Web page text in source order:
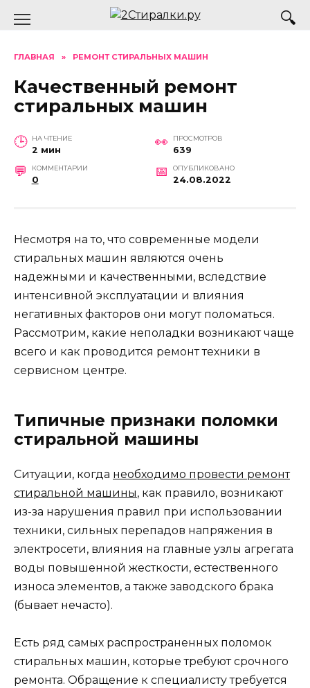
ГЛАВНАЯ » РЕМОНТ СТИРАЛЬНЫХ МАШИН
Качественный ремонт
стиральных машин
НА ЧТЕНИЕ
2 мин
ПРОСМОТРОВ
639
КОММЕНТАРИИ
0
ОПУБЛИКОВАНО
24.08.2022
Несмотря на то, что современные модели
стиральных машин являются очень
надежными и качественными, вследствие
интенсивной эксплуатации и влияния
негативных факторов они могут поломаться.
Рассмотрим, какие неполадки возникают чаще
всего и как проводится ремонт техники в
сервисном центре.
Типичные признаки поломки
стиральной машины
Ситуации, когда необходимо провести ремонт
стиральной машины, как правило, возникают
из-за нарушения правил при использовании
техники, сильных перепадов напряжения в
электросети, влияния на главные узлы агрегата
воды повышенной жесткости, естественного
износа элементов, а также заводского брака
(бывает нечасто).
Есть ряд самых распространенных поломок
стиральных машин, которые требуют срочного
ремонта. Обращение к специалисту требуется